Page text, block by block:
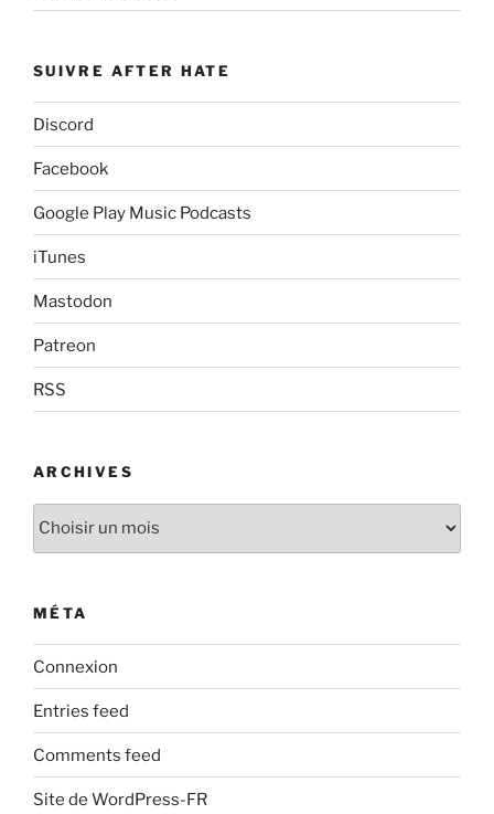
SUIVRE AFTER HATE
Discord
Facebook
Google Play Music Podcasts
iTunes
Mastodon
Patreon
RSS
ARCHIVES
Archives
MÉTA
Connexion
Entries feed
Comments feed
Site de WordPress-FR